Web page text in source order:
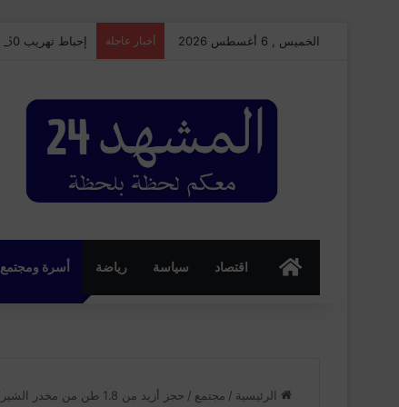
الخميس , 6 أغسطس 2026 أخبار عاجلة إحباط تهريب 350 كيلوغرامًا من الشيرا بميناء طنجة المتوسط وتوقيف سائق شاحنة للنقل الدولي
الرئسيةاقتصاد سياسة رياضة أسرة ومجتمع
الرئيسية / مجتمع / حجز أزيد من 1.8 طن من مخدر الشيرا في عمليتين أمنيتين بالناظور وسوق الأربعاء الغرب